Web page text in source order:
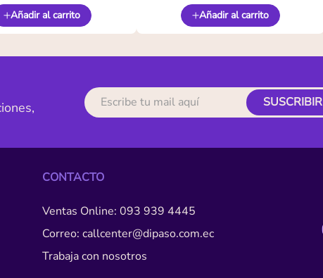
Añadir al carrito Añadir al carrito
SUSCRIBIR
CONTACTO
Ventas Online: 093 939 4445
Correo: callcenter@dipaso.com.ec
Trabaja con nosotros